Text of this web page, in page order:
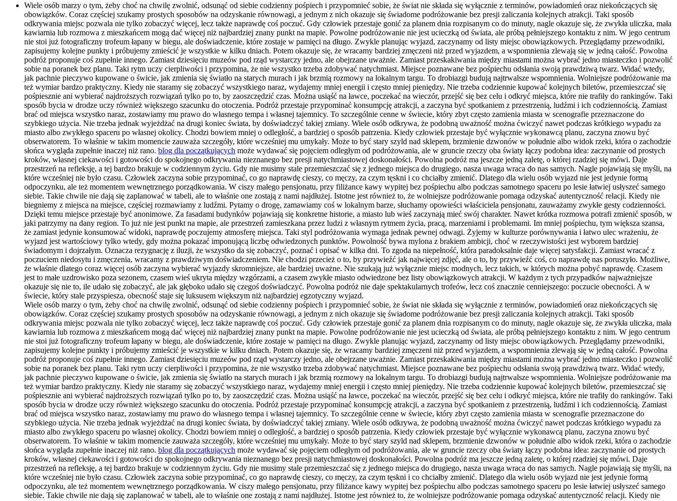
Wiele osób marzy o tym, żeby choć na chwilę zwolnić, odsunąć od siebie codzienny pośpiech i przypomnieć sobie, że świat nie składa się wyłącznie z terminów, powiadomień oraz niekończących się
obowiązków. Coraz częściej szukamy prostych sposobów na odzyskanie równowagi, a jednym z nich okazuje się świadome podróżowanie bez presji zaliczania kolejnych atrakcji. Taki sposób
odkrywania miejsc pozwala nie tylko zobaczyć więcej, lecz także naprawdę coś poczuć. Gdy człowiek przestaje gonić za planem dnia rozpisanym co do minuty, nagle okazuje się, że zwykła uliczka, mała
kawiarnia lub rozmowa z mieszkańcem mogą dać więcej niż najbardziej znany punkt na mapie. Powolne podróżowanie nie jest ucieczką od świata, ale próbą pełniejszego kontaktu z nim. W jego centrum
nie stoi już fotograficzny trofeum łapany w biegu, ale doświadczenie, które zostaje w pamięci na długo. Zwykle planując wyjazd, zaczynamy od listy miejsc obowiązkowych. Przeglądamy przewodniki,
zapisujemy kolejne punkty i próbujemy zmieścić je wszystkie w kilku dniach. Potem okazuje się, że wracamy bardziej zmęczeni niż przed wyjazdem, a wspomnienia zlewają się w jedną całość. Powolna
podróż proponuje coś zupełnie innego. Zamiast dziesięciu muzeów pod rząd wystarczy jedno, ale obejrzane uważnie. Zamiast przeskakiwania między miastami można wybrać jedno miasteczko i pozwolić
sobie na poranek bez planu. Taki rytm uczy cierpliwości i przypomina, że nie wszystko trzeba zdobywać natychmiast. Miejsce poznawane bez pośpiechu odsłania swoją prawdziwą twarz. Widać wtedy,
jak pachnie pieczywo kupowane o świcie, jak zmienia się światło na starych murach i jak brzmią rozmowy na lokalnym targu. To drobiazgi budują najtrwalsze wspomnienia. Wolniejsze podróżowanie ma
też wymiar bardzo praktyczny. Kiedy nie staramy się zobaczyć wszystkiego naraz, wydajemy mniej energii i często mniej pieniędzy. Nie trzeba codziennie kupować kolejnych biletów, przemieszczać się
pośpiesznie ani wybierać najdroższych rozwiązań tylko po to, by zaoszczędzić czas. Można usiąść na ławce, poczekać na wieczór, przejść się bez celu i odkryć miejsca, które nie trafiły do rankingów. Taki
sposób bycia w drodze uczy również większego szacunku do otoczenia. Podróż przestaje przypominać konsumpcję atrakcji, a zaczyna być spotkaniem z przestrzenią, ludźmi i ich codziennością. Zamiast
brać od miejsca wszystko naraz, zostawiamy mu prawo do własnego tempa i własnej tajemnicy. To szczególnie cenne w świecie, który zbyt często zamienia miasta w scenografie przeznaczone do
szybkiego użycia. Nie trzeba jednak wyjeżdżać na drugi koniec świata, by doświadczyć takiej zmiany. Wiele osób odkrywa, że podobną uważność można ćwiczyć nawet podczas krótkiego wypadu za
miasto albo zwykłego spaceru po własnej okolicy. Chodzi bowiem mniej o odległość, a bardziej o sposób patrzenia. Kiedy człowiek przestaje być wyłącznie wykonawcą planu, zaczyna znowu być
obserwatorem. To właśnie w takim momencie zauważa szczegóły, które wcześniej mu umykały. Może to być stary szyld nad sklepem, brzmienie dzwonów w południe albo widok rzeki, która o zachodzie
słońca wygląda zupełnie inaczej niż rano. blog dla początkujących może wydawać się pojęciem odległym od podróżowania, ale w gruncie rzeczy oba światy łączy podobna idea: zaczynanie od prostych
kroków, własnej ciekawości i gotowości do spokojnego odkrywania nieznanego bez presji natychmiastowej doskonałości. Powolna podróż ma jeszcze jedną zaletę, o której rzadziej się mówi. Daje
przestrzeń na refleksję, a tej bardzo brakuje w codziennym życiu. Gdy nie musimy stale przemieszczać się z jednego miejsca do drugiego, nasza uwaga wraca do nas samych. Nagle pojawiają się myśli, na
które wcześniej nie było czasu. Człowiek zaczyna sobie przypominać, co go naprawdę cieszy, co męczy, za czym tęskni i co chciałby zmienić. Dlatego dla wielu osób wyjazd nie jest jedynie formą
odpoczynku, ale też momentem wewnętrznego porządkowania. W ciszy małego pensjonatu, przy filiżance kawy wypitej bez pośpiechu albo podczas samotnego spaceru po lesie łatwiej usłyszeć samego
siebie. Takie chwile nie dają się zaplanować w tabeli, ale to właśnie one zostają z nami najdłużej. Istotne jest również to, że wolniejsze podróżowanie pomaga odzyskać autentyczność relacji. Kiedy nie
biegniemy z miejsca na miejsce, częściej rozmawiamy z ludźmi. Pytamy o drogę, zamawiamy coś w lokalnym barze, słuchamy opowieści właściciela pensjonatu, zauważamy zwykłe gesty codzienności.
Dzięki temu miejsce przestaje być anonimowe. Za fasadami budynków pojawiają się konkretne historie, a miasto lub wieś zaczynają mieć swój charakter. Nawet krótka rozmowa potrafi zmienić sposób, w
jaki patrzymy na dany region. To już nie jest punkt na mapie, ale przestrzeń zamieszkana przez ludzi z własnym rytmem życia, pracą, marzeniami i problemami. Im mniej pośpiechu, tym większa szansa,
że zamiast jedynie konsumować widoki, naprawdę poczujemy atmosferę miejsca. Taki styl podróżowania wymaga jednak pewnej odwagi. Żyjemy w kulturze porównywania i łatwo ulec wrażeniu, że
wyjazd jest wartościowy tylko wtedy, gdy można pokazać imponującą liczbę odwiedzonych punktów. Powolność bywa mylona z brakiem ambicji, choć w rzeczywistości jest wyborem bardziej
świadomym i dojrzałym. Oznacza rezygnację z iluzji, że wszystko da się zobaczyć, poznać i opisać w kilka dni. To zgoda na niepełność, która paradoksalnie daje więcej satysfakcji. Zamiast wracać z
poczuciem niedosytu i zmęczenia, wracamy z prawdziwym doświadczeniem. Nie chodzi przecież o to, by przywieźć jak najwięcej zdjęć, ale o to, by przywieźć coś, co naprawdę nas poruszyło. Możliwe,
że właśnie dlatego coraz więcej osób zaczyna wybierać wyjazdy skromniejsze, ale bardziej uważne. Nie szukają już wyłącznie miejsc modnych, lecz takich, w których można pobyć naprawdę. Czasem
jest to małe uzdrowisko poza sezonem, czasem wieś ukryta między wzgórzami, a czasem zwykłe miasto odwiedzone bez listy obowiązkowych atrakcji. W każdym z tych przypadków najważniejsze
okazuje się nie to, ile udało się zobaczyć, ale jak głęboko udało się czegoś doświadczyć. Powolna podróż nie daje spektakularnych trofeów, lecz coś znacznie cenniejszego: poczucie obecności. A w
świecie, który stale przyspiesza, obecność staje się luksusem większym niż najbardziej egzotyczny wyjazd.
Wiele osób marzy o tym, żeby choć na chwilę zwolnić, odsunąć od siebie codzienny pośpiech i przypomnieć sobie, że świat nie składa się wyłącznie z terminów, powiadomień oraz niekończących się
obowiązków. Coraz częściej szukamy prostych sposobów na odzyskanie równowagi, a jednym z nich okazuje się świadome podróżowanie bez presji zaliczania kolejnych atrakcji. Taki sposób
odkrywania miejsc pozwala nie tylko zobaczyć więcej, lecz także naprawdę coś poczuć. Gdy człowiek przestaje gonić za planem dnia rozpisanym co do minuty, nagle okazuje się, że zwykła uliczka, mała
kawiarnia lub rozmowa z mieszkańcem mogą dać więcej niż najbardziej znany punkt na mapie. Powolne podróżowanie nie jest ucieczką od świata, ale próbą pełniejszego kontaktu z nim. W jego centrum
nie stoi już fotograficzny trofeum łapany w biegu, ale doświadczenie, które zostaje w pamięci na długo. Zwykle planując wyjazd, zaczynamy od listy miejsc obowiązkowych. Przeglądamy przewodniki,
zapisujemy kolejne punkty i próbujemy zmieścić je wszystkie w kilku dniach. Potem okazuje się, że wracamy bardziej zmęczeni niż przed wyjazdem, a wspomnienia zlewają się w jedną całość. Powolna
podróż proponuje coś zupełnie innego. Zamiast dziesięciu muzeów pod rząd wystarczy jedno, ale obejrzane uważnie. Zamiast przeskakiwania między miastami można wybrać jedno miasteczko i pozwolić
sobie na poranek bez planu. Taki rytm uczy cierpliwości i przypomina, że nie wszystko trzeba zdobywać natychmiast. Miejsce poznawane bez pośpiechu odsłania swoją prawdziwą twarz. Widać wtedy,
jak pachnie pieczywo kupowane o świcie, jak zmienia się światło na starych murach i jak brzmią rozmowy na lokalnym targu. To drobiazgi budują najtrwalsze wspomnienia. Wolniejsze podróżowanie ma
też wymiar bardzo praktyczny. Kiedy nie staramy się zobaczyć wszystkiego naraz, wydajemy mniej energii i często mniej pieniędzy. Nie trzeba codziennie kupować kolejnych biletów, przemieszczać się
pośpiesznie ani wybierać najdroższych rozwiązań tylko po to, by zaoszczędzić czas. Można usiąść na ławce, poczekać na wieczór, przejść się bez celu i odkryć miejsca, które nie trafiły do rankingów. Taki
sposób bycia w drodze uczy również większego szacunku do otoczenia. Podróż przestaje przypominać konsumpcję atrakcji, a zaczyna być spotkaniem z przestrzenią, ludźmi i ich codziennością. Zamiast
brać od miejsca wszystko naraz, zostawiamy mu prawo do własnego tempa i własnej tajemnicy. To szczególnie cenne w świecie, który zbyt często zamienia miasta w scenografie przeznaczone do
szybkiego użycia. Nie trzeba jednak wyjeżdżać na drugi koniec świata, by doświadczyć takiej zmiany. Wiele osób odkrywa, że podobną uważność można ćwiczyć nawet podczas krótkiego wypadu za
miasto albo zwykłego spaceru po własnej okolicy. Chodzi bowiem mniej o odległość, a bardziej o sposób patrzenia. Kiedy człowiek przestaje być wyłącznie wykonawcą planu, zaczyna znowu być
obserwatorem. To właśnie w takim momencie zauważa szczegóły, które wcześniej mu umykały. Może to być stary szyld nad sklepem, brzmienie dzwonów w południe albo widok rzeki, która o zachodzie
słońca wygląda zupełnie inaczej niż rano. blog dla początkujących może wydawać się pojęciem odległym od podróżowania, ale w gruncie rzeczy oba światy łączy podobna idea: zaczynanie od prostych
kroków, własnej ciekawości i gotowości do spokojnego odkrywania nieznanego bez presji natychmiastowej doskonałości. Powolna podróż ma jeszcze jedną zaletę, o której rzadziej się mówi. Daje
przestrzeń na refleksję, a tej bardzo brakuje w codziennym życiu. Gdy nie musimy stale przemieszczać się z jednego miejsca do drugiego, nasza uwaga wraca do nas samych. Nagle pojawiają się myśli, na
które wcześniej nie było czasu. Człowiek zaczyna sobie przypominać, co go naprawdę cieszy, co męczy, za czym tęskni i co chciałby zmienić. Dlatego dla wielu osób wyjazd nie jest jedynie formą
odpoczynku, ale też momentem wewnętrznego porządkowania. W ciszy małego pensjonatu, przy filiżance kawy wypitej bez pośpiechu albo podczas samotnego spaceru po lesie łatwiej usłyszeć samego
siebie. Takie chwile nie dają się zaplanować w tabeli, ale to właśnie one zostają z nami najdłużej. Istotne jest również to, że wolniejsze podróżowanie pomaga odzyskać autentyczność relacji. Kiedy nie